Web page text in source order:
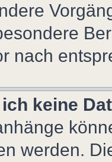
nach
keine
werden.